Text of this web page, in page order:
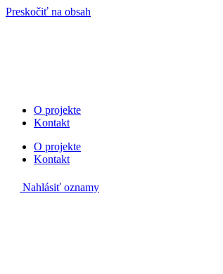
Preskočiť na obsah
O projekte
Kontakt
O projekte
Kontakt
Nahlásiť oznamy